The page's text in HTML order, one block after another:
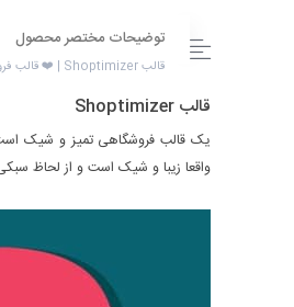
توضیحات مختصر محصول
قالب Shoptimizer | ❤️ قالب فروشگاهی وردپرس شاپتیمایزر
قالب Shoptimizer
یک قالب فروشگاهی تمیز و شیک
واقعا زیبا و شیک است و از لحاظ